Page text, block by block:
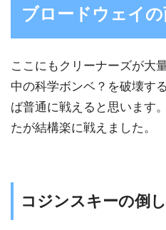
ブロードウェイ
ここにもクリーナーズが大
中の科学ボンベ？を破壊す
ば普通に戦えると思います
たが結構楽に戦えました。
コジンスキーの倒